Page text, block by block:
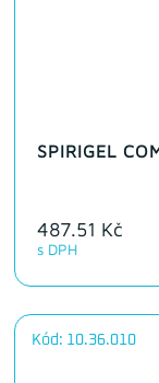
SPIRIGEL
487.51 Kč
s DPH
Kód: 10.36.010